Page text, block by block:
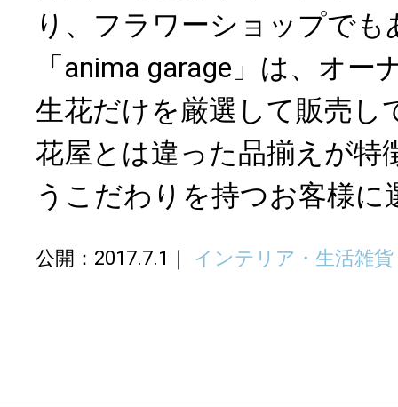
り、フラワーショップでも
「anima garage」は、オ
生花だけを厳選して販売し
花屋とは違った品揃えが特
うこだわりを持つお客様
公開：2017.7.1 インテリア・生活雑貨